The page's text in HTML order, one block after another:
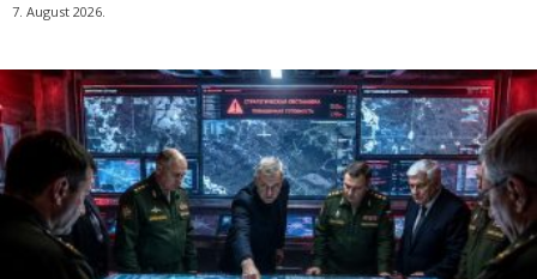
7. August 2026.